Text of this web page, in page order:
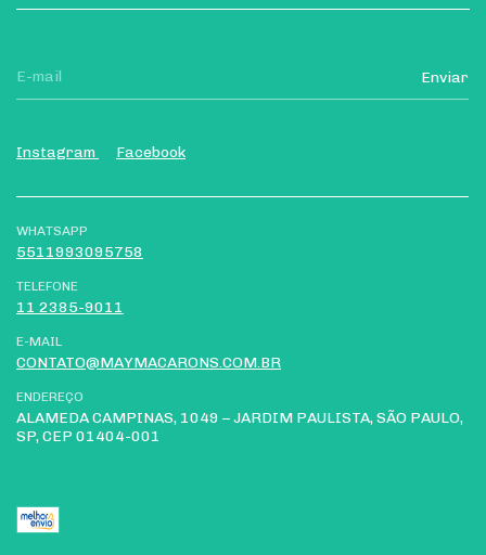
Instagram Facebook
WHATSAPP
5511993095758
TELEFONE
11 2385-9011
E-MAIL
CONTATO@MAYMACARONS.COM.BR
ENDEREÇO
ALAMEDA CAMPINAS, 1049 – JARDIM PAULISTA, SÃO PAULO,
SP, CEP 01404-001